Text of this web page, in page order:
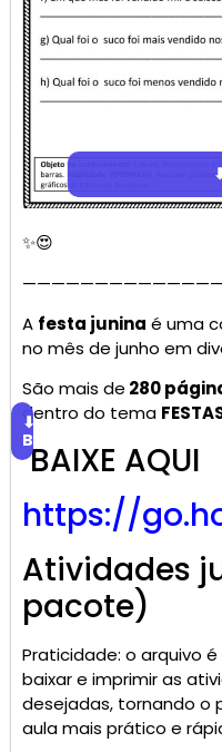
✨😍
A festa junina é uma
no mês de junho em
São mais de 280
dentro do tema
⬇
Baixar
BAIXE AQUI
https://
Atividades
pacote)
Praticidade: o arquivo
baixar e imprimir as
desejadas, tornando o
aula mais prático e